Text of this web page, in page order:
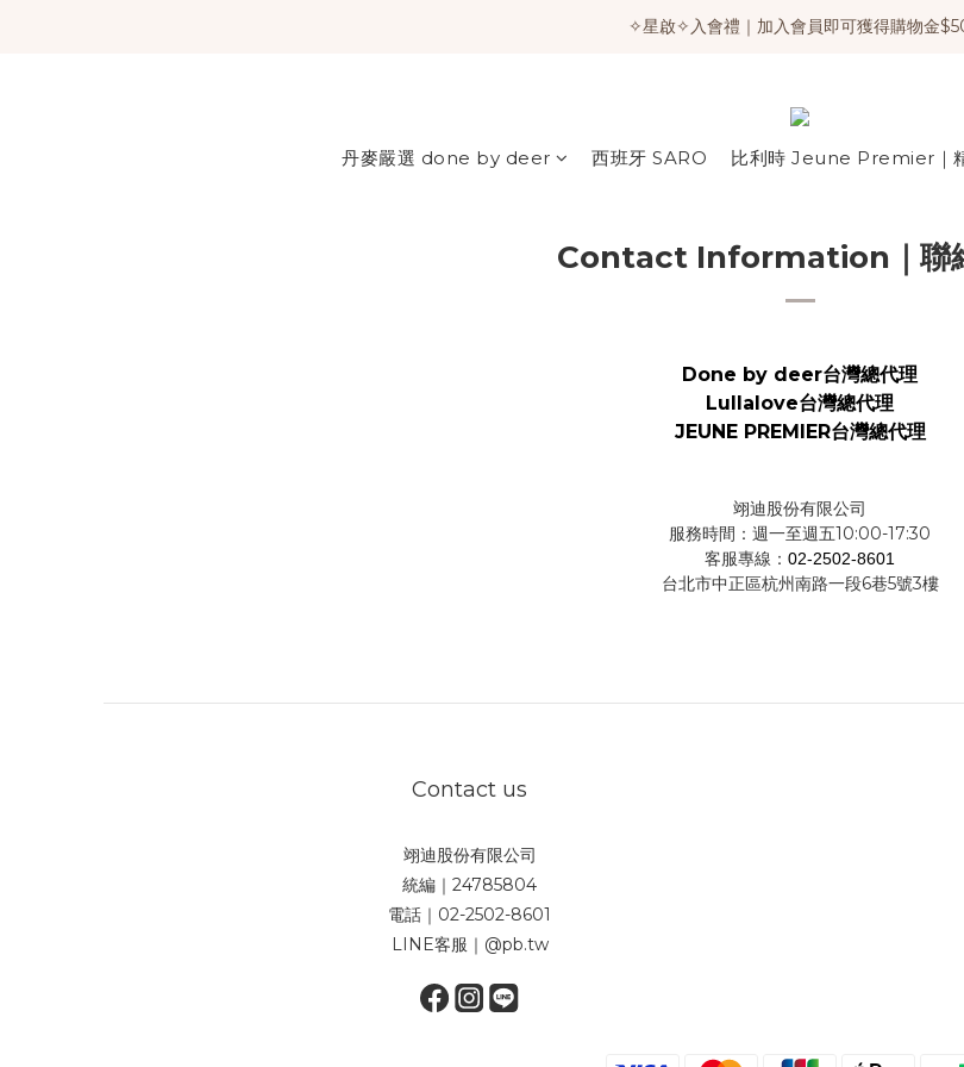
✧星啟✧入會禮｜加入會員即可獲得購物金
丹麥嚴選 done by deer 西班牙 SARO 比利時 Jeune Premier｜
Contact Information｜聯
Done by deer台灣總代理
Lullalove台灣總代理
JEUNE PREMIER台灣總代理
翊迪股份有限公司
服務時間：週一至週五10:00-17:30
客服專線： 02-2502-8601
台北市中正區杭州南路一段6巷5號3樓
Contact us
翊迪股份有限公司
統編｜24785804
電話｜02-2502-8601
LINE客服｜@pb.tw